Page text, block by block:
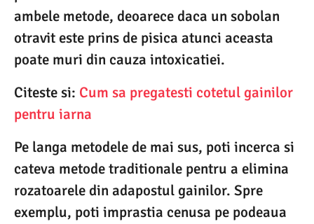
ambele metode, deoarece daca un sobolan
otravit este prins de pisica atunci aceasta
poate muri din cauza intoxicatiei.
Citeste si: Cum sa pregatesti cotetul gainilor
pentru iarna
Pe langa metodele de mai sus, poti incerca si
cateva metode traditionale pentru a elimina
rozatoarele din adapostul gainilor. Spre
exemplu, poti imprastia cenusa pe podeaua